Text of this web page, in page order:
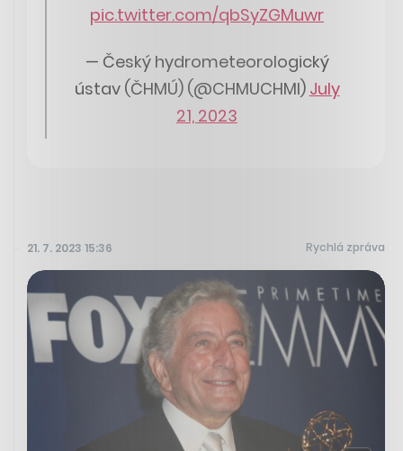
pic.twitter.com/qbSyZGMuwr
— Český hydrometeorologický
ústav (ČHMÚ) (@CHMUCHMI) July
21, 2023
21. 7. 2023 15:36 Rychlá zpráva